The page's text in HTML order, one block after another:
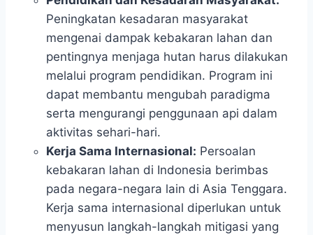
Peningkatan kesadaran masyarakat
mengenai dampak kebakaran lahan dan
pentingnya menjaga hutan harus dilakukan
melalui program pendidikan. Program ini
dapat membantu mengubah paradigma
serta mengurangi penggunaan api dalam
aktivitas sehari-hari.
Kerja Sama Internasional: Persoalan
kebakaran lahan di Indonesia berimbas
pada negara-negara lain di Asia Tenggara.
Kerja sama internasional diperlukan untuk
menyusun langkah-langkah mitigasi yang